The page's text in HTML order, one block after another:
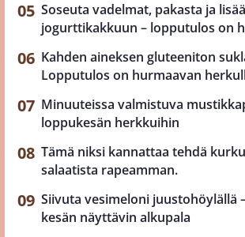
Soseuta vadelmat, pakasta ja
jogurttikakkuun – lopputulos on
Kahden aineksen gluteeniton
Lopputulos on hurmaavan
Minuuteissa valmistuva
loppukesän herkkuihin
Tämä niksi kannattaa tehdä
salaatista rapeamman.
Siivuta vesimeloni juustohöylällä
kesän näyttävin alkupala